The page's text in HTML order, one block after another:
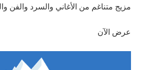
مزيج متناغم من الأغاني والسرد والفن
عرض الآن